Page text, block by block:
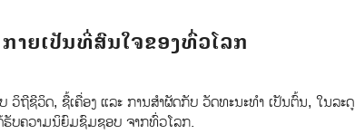
າຍເປັນທີ່ສົນໃຈຂອງທົ່ວໂລກ
ຖີ​ຊີ​ວິດ, ​ຊື້​ເຄື່ອງ ແລະ​ ການ​ສຳ​ຜັດ​ກັບ​ ວັດ​ທະ​ນະ​ທຳ ເປັນ​ຕົ້ນ, ໃນ​ລະ​ດູ​
ຮັບ​ຄວາມ​ນິ​ຍົມ​ຊົມ​ຊອບ ຈາກ​ທົ່ວໂລກ.